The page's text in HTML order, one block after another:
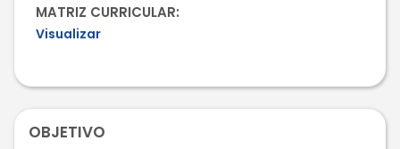
MATRIZ CURRICULAR:
Visualizar
OBJETIVO